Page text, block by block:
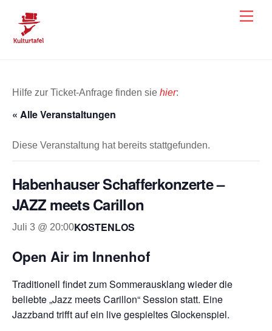
content
Hilfe zur Ticket-Anfrage finden sie hier:
« Alle Veranstaltungen
Diese Veranstaltung hat bereits stattgefunden.
Habenhauser Schafferkonzerte –
JAZZ meets Carillon
Juli 3 @ 20:00KOSTENLOS
Open Air im Innenhof
Traditionell findet zum Sommerausklang wieder die
beliebte „Jazz meets Carillon“ Session statt. Eine
Jazzband trifft auf ein live gespieltes Glockenspiel.